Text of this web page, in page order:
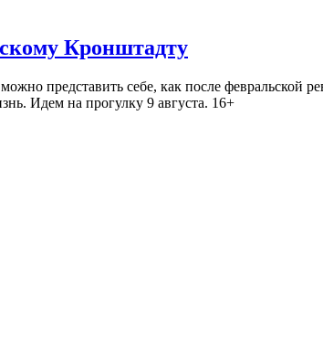
Кронштадту
представить себе, как после февральской
Идем на прогулку 9 августа. 16+